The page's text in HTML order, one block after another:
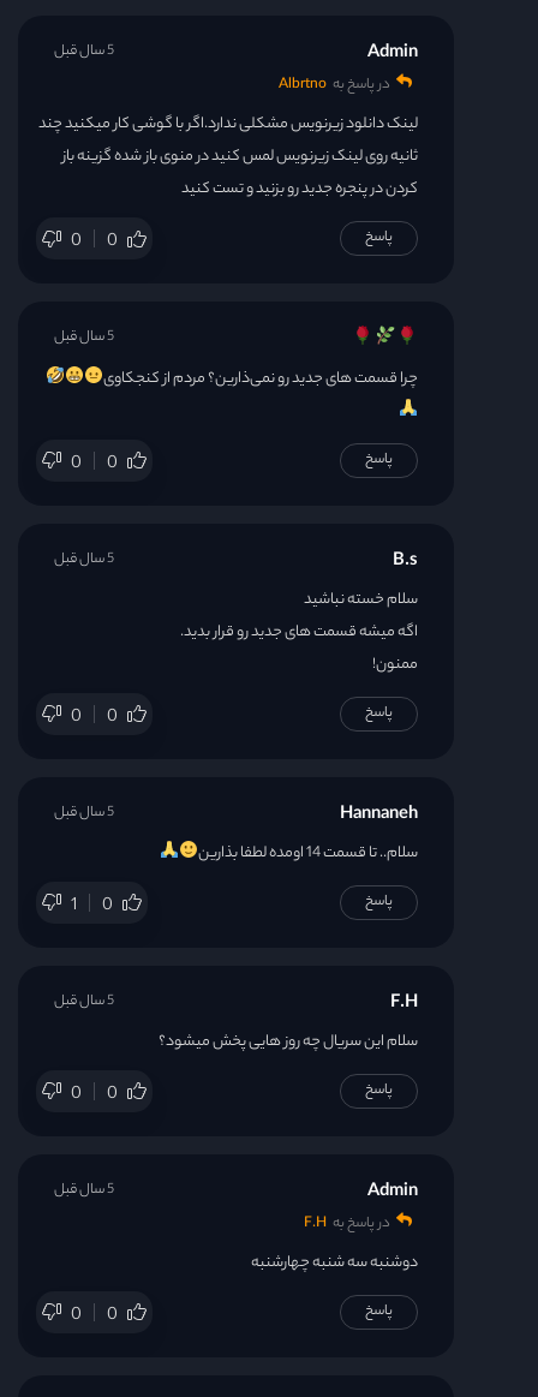
Admin
در پاسخ به Albrtno
لینک دانلود زیرنویس مشکلی ندارد.اگر با گوشی کار میکنید چند
ثانیه روی لینک زیرنویس لمس کنید در منوی باز شده گزینه باز
کردن در پنجره جدید رو بزنید و تست کنید
0 0
5 سال قبل
پاسخ
چرا قسمت های جدید رو نمی‌ذارین؟ مردم از کنجکاوی
0 0
5 سال قبل
پاسخ
B.s
سلام خسته نباشید
اگه میشه قسمت های جدید رو قرار بدید.
ممنون!
0 0
5 سال قبل
پاسخ
Hannaneh
سلام.. تا قسمت 14 اومده لطفا بذارین
1 0
5 سال قبل
پاسخ
F.H
سلام این سریال چه روز هایی پخش میشود؟
0 0
5 سال قبل
پاسخ
Admin
در پاسخ به F.H
دوشنبه سه شنبه چهارشنبه
0 0
5 سال قبل
پاسخ